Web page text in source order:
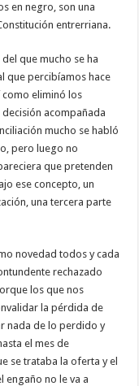
en negro, son una
entrerriana.
que mucho se ha
que percibíamos hace
como eliminó los
acompañada
mucho se habló
pero luego no
que pretenden
ese concepto, un
una tercera parte
novedad todos y cada
rechazado
los que nos
la pérdida de
nada de lo perdido y
el mes de
se trataba la oferta y el
engaño no le va a